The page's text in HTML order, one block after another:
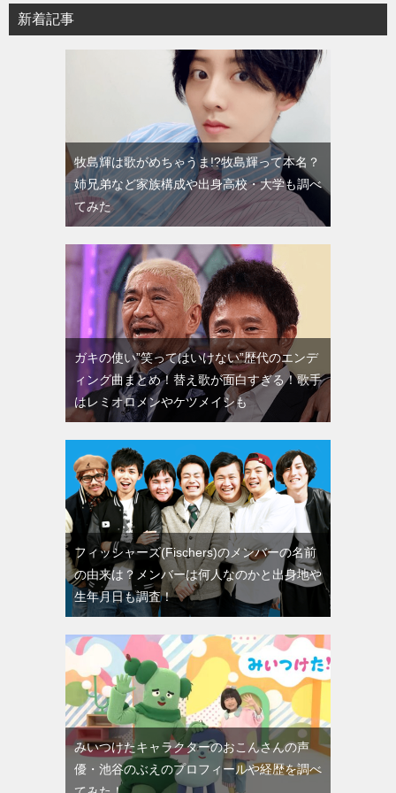
新着記事
牧島輝は歌がめちゃうま!?牧島輝って本名？
姉兄弟など家族構成や出身高校・大学も調べ
てみた
ガキの使い”笑ってはいけない”歴代のエンデ
ィング曲まとめ！替え歌が面白すぎる！歌手
はレミオロメンやケツメイシも
フィッシャーズ(Fischers)のメンバーの名前
の由来は？メンバーは何人なのかと出身地や
生年月日も調査！
みいつけたキャラクターのおこんさんの声
優・池谷のぶえのプロフィールや経歴を調べ